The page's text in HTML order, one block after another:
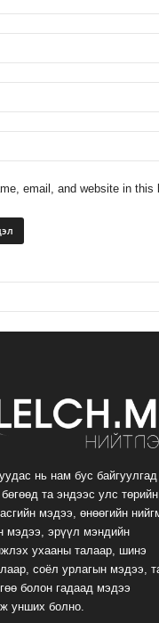
email, and website in
нь нам бус байгуулгад
та эндээс улс төрийн
мэдээ, өнөөгийн
мэдээ, эрүүл мэндийн
ухааны талаар, шинэ
соёл урлагын мэдээ,
болон гадаад мэдээ
унших болно.